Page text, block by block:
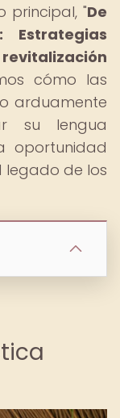
principal, "De
Estrategias
cómo las
arduamente
su lengua
oportunidad
legado de los